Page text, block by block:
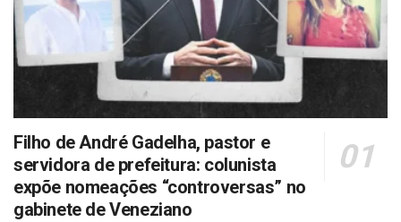
Filho de André Gadelha, pastor e
servidora de prefeitura: colunista
expõe nomeações “controversas” no
gabinete de Veneziano